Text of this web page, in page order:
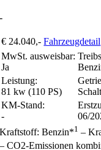
-
€ 24.040,- Fahrzeugdetail
MwSt. ausweisbar:
Ja
Leistung:
81 kw (110 PS)
KM-Stand:
-
06/
Kraftstoff: Benzin*1 –
– CO2-Emissionen